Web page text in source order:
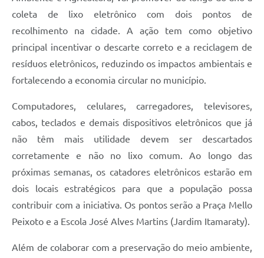
coleta de lixo eletrônico com dois pontos de
recolhimento na cidade. A ação tem como objetivo
principal incentivar o descarte correto e a reciclagem de
resíduos eletrônicos, reduzindo os impactos ambientais e
fortalecendo a economia circular no município.
Computadores, celulares, carregadores, televisores,
cabos, teclados e demais dispositivos eletrônicos que já
não têm mais utilidade devem ser descartados
corretamente e não no lixo comum. Ao longo das
próximas semanas, os catadores eletrônicos estarão em
dois locais estratégicos para que a população possa
contribuir com a iniciativa. Os pontos serão a Praça Mello
Peixoto e a Escola José Alves Martins (Jardim Itamaraty).
Além de colaborar com a preservação do meio ambiente,